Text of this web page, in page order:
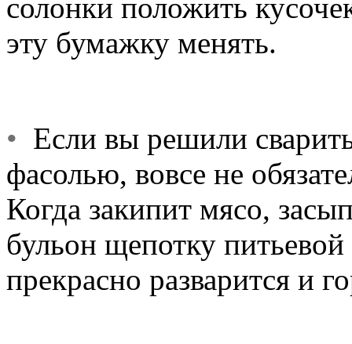
солонки положить
эту бумажку менять.
• Если вы решили
фасолью, вовсе не
Когда закипит мясо,
бульон щепотку
прекрасно разварится и